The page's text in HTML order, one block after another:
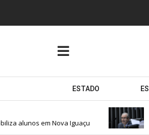
ESTADO
alunos em Nova Iguaçu